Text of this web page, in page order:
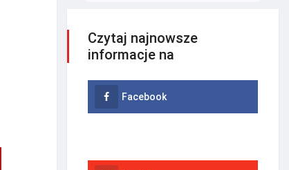
Czytaj najnowsze
informacje na
Facebook